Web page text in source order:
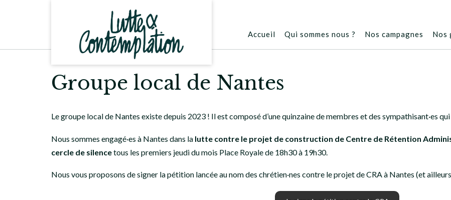
Accueil Qui sommes nous ? Nos campagnes Nos
Groupe local de Nantes
Le groupe local de Nantes existe depuis 2023 ! Il est composé d’une quinzaine de membres et des sympathisant·es
Nous sommes engagé·es à Nantes dans la lutte contre le projet de construction de Centre de Rétention
cercle de silencetous les premiers jeudi du mois Place Royale de 18h30 à 19h30.
Nous vous proposons de signer la pétition lancée au nom des chrétien·nes contre le projet de CRA à Nantes (et